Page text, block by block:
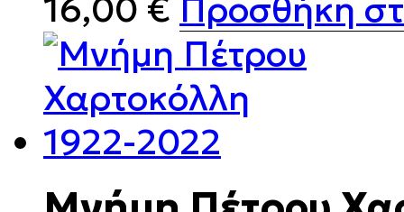
16,00 € Προσθήκη